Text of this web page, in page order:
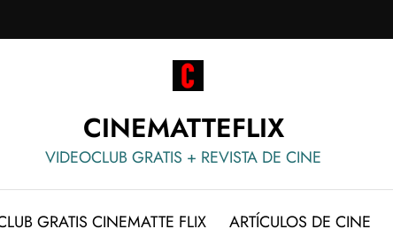
CINEMATTEFLIX
VIDEOCLUB GRATIS + REVISTA DE CINE
GRATIS CINEMATTE FLIX ARTÍCULOS DE CINE